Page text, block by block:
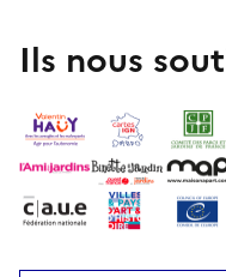
Ils nous